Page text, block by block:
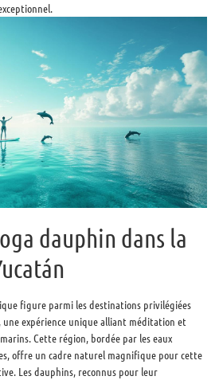
dauphin dans la
figure parmi les destinations privilégiées
expérience unique alliant méditation et
Cette région, bordée par les eaux
offre un cadre naturel magnifique pour cette
Les dauphins, reconnus pour leur